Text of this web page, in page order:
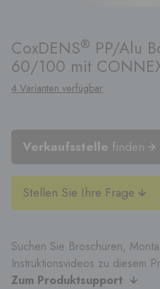
CoxDENS® PP/Alu
60/100 mit
4 Varianten verfügbar
Verkaufsstelle finden
Stellen Sie Ihre Frage
Suchen Sie Broschüren,
Instruktionsvideos zu diesem
Zum Produktsupport